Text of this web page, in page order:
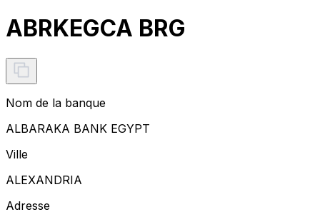
ABRKEGCA BRG
Nom de la banque
ALBARAKA BANK EGYPT
Ville
ALEXANDRIA
Adresse